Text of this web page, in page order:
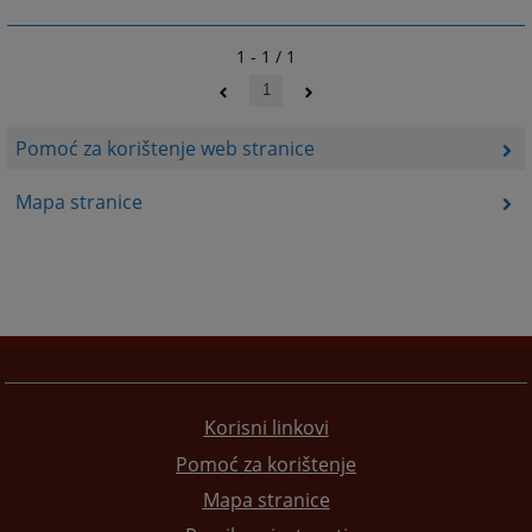
Pomoć za korištenje web stranice
Mapa stranice
1 - 1 / 1
1
Korisni linkovi
Pomoć za korištenje
Mapa stranice